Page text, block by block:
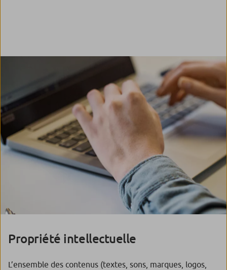
Propriété intellectuelle
L’ensemble des contenus (textes, sons, marques, logos,